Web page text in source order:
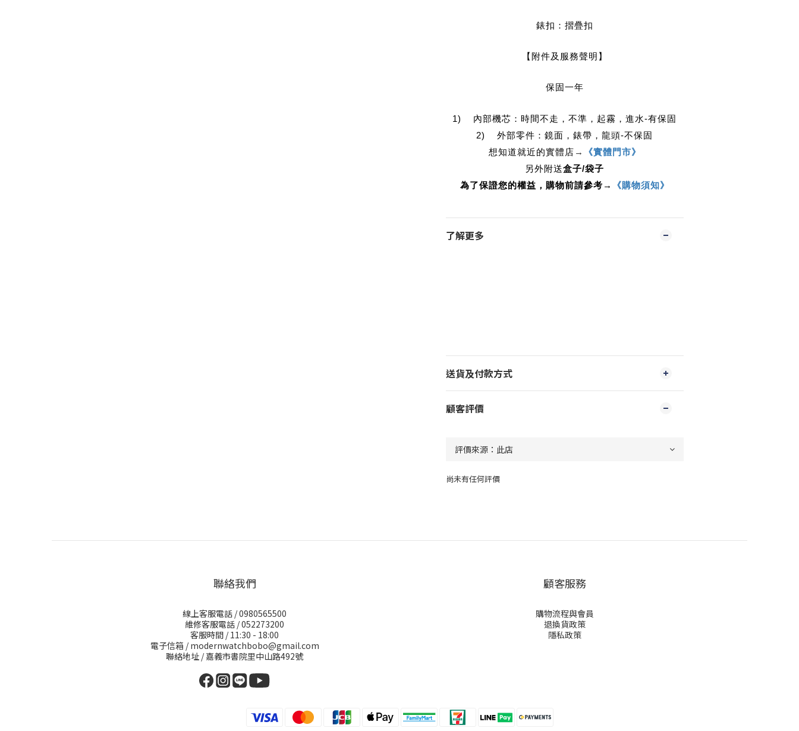
錶扣：摺疊扣
【附件及服務聲明】
保固一年
1) 內部機芯：時間不走，不準，起霧，進水-有保固
2) 外部零件：鏡面，錶帶，龍頭-不保固
想知道就近的實體店 →
《實體門市》
另外附送盒子/袋子
為了保證您的權益，購物前請參考→
《購物須知》
了解更多
送貨及付款方式
顧客評價
尚未有任何評價
聯絡我們
線上客服電話 / 0980565500
維修客服電話 / 052273200
客服時間 / 11:30 - 18:00
電子信箱 / modernwatchbobo@gmail.com
聯絡地址 / 嘉義市書院里中山路492號
顧客服務
購物流程與會員
退換貨政策
隱私政策